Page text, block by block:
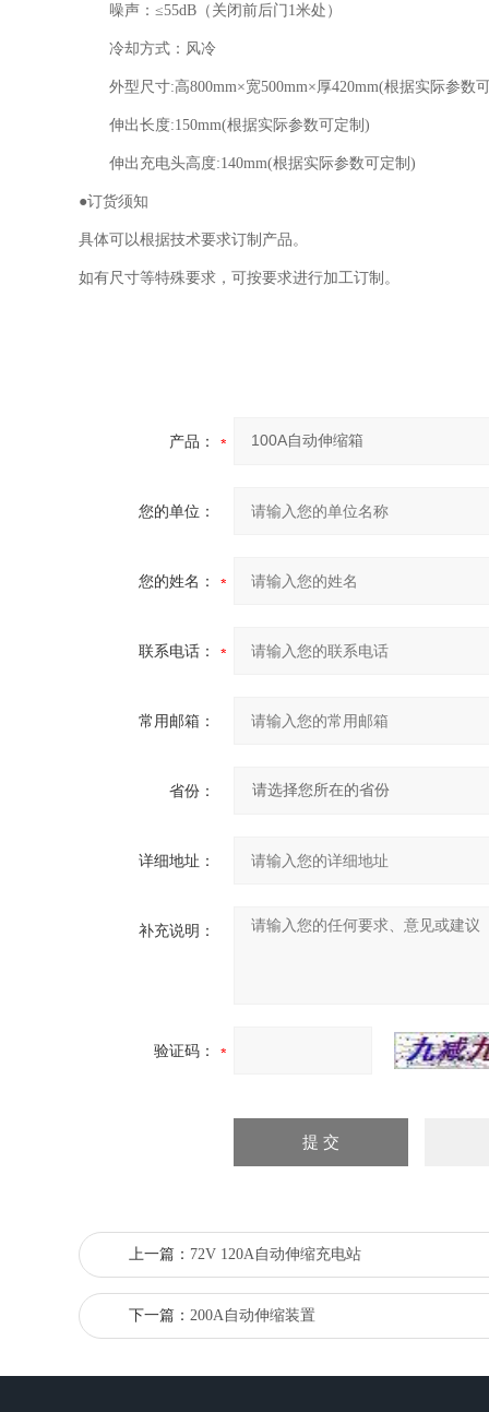
噪声：≤55dB（关闭前后门1米处）
冷却方式：风冷
外型尺寸:高800mm×宽500mm×厚420mm(根据实际参数
伸出长度:150mm(根据实际参数可定制)
伸出充电头高度:140mm(根据实际参数可定制)
●订货须知
具体可以根据技术要求订制产品。
如有尺寸等特殊要求，可按要求进行加工订制。
产品：
您的单位：
您的姓名：
联系电话：
常用邮箱：
省份：
详细地址：
补充说明：
验证码：
上一篇： 72V 120A自动伸缩充电站
下一篇： 200A自动伸缩装置